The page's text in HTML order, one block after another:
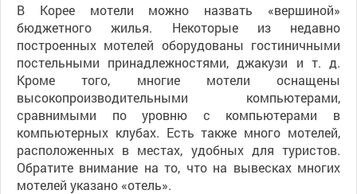
В Корее мотели можно назвать «вершиной»
бюджетного жилья. Некоторые из недавно
построенных мотелей оборудованы гостиничными
постельными принадлежностями, джакузи и т. д.
Кроме того, многие мотели оснащены
высокопроизводительными компьютерами,
сравнимыми по уровню с компьютерами в
компьютерных клубах. Есть также много мотелей,
расположенных в местах, удобных для туристов.
Обратите внимание на то, что на вывесках многих
мотелей указано «отель».